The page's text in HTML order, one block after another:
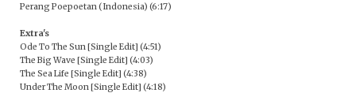
Perang Poepoetan (Indonesia) (6:17)
Extra's
Ode To The Sun [Single Edit] (4:51)
The Big Wave [Single Edit] (4:03)
The Sea Life [Single Edit] (4:38)
Under The Moon [Single Edit] (4:18)